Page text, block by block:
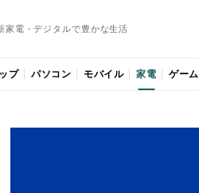
家電・デジタルで豊かな生活
プ パソコン モバイル 家電 ゲーム